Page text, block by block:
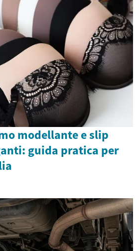
modellante e slip
guida pratica per